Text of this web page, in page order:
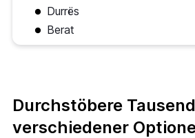
Durrës
Berat
Durchstöbere
verschiedener